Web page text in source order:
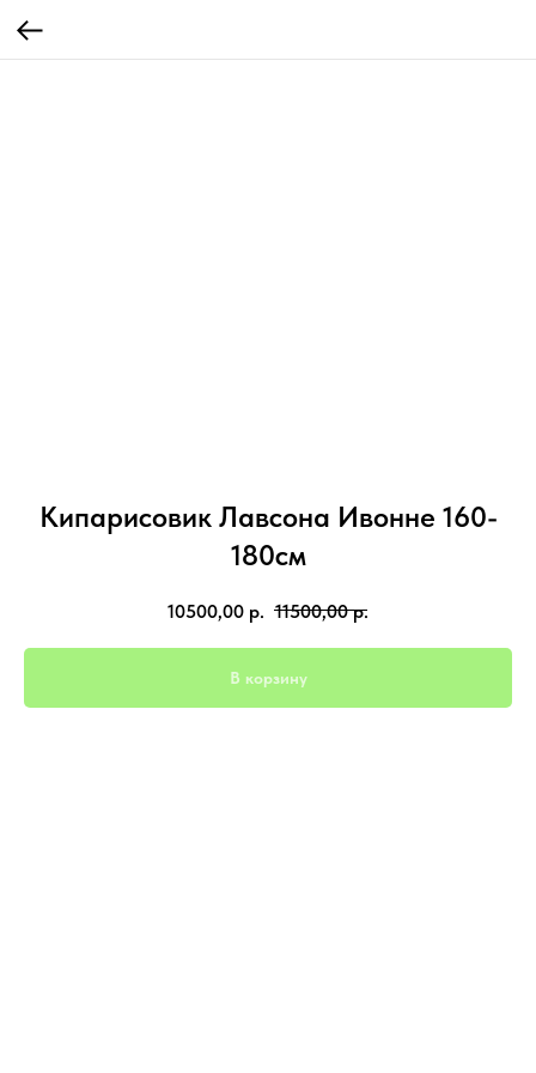
Кипарисовик Лавсона Ивонне 160-
180см
10500,00 р. 11500,00 р.
В корзину